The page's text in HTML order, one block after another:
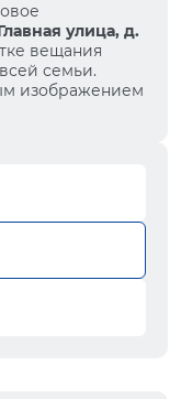
улица, д.
вещания
семьи.
изображением